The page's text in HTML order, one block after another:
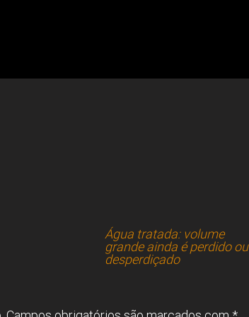
Água tratada: volume
grande ainda é perdido ou
desperdiçado